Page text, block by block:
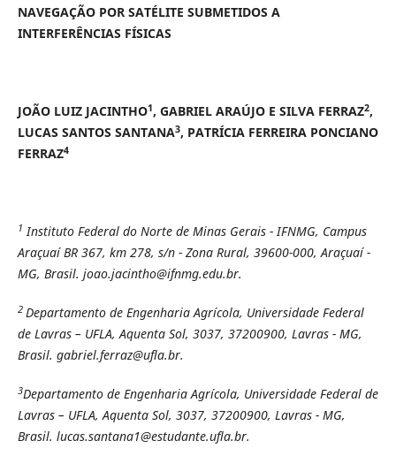
NAVEGAÇÃO POR SATÉLITE SUBMETIDOS A
INTERFERÊNCIAS FÍSICAS
JOÃO LUIZ JACINTHO1, GABRIEL ARAÚJO E SILVA FERRAZ2,
LUCAS SANTOS SANTANA3, PATRÍCIA FERREIRA PONCIANO
FERRAZ4
1 Instituto Federal do Norte de Minas Gerais - IFNMG, Campus
Araçuaí BR 367, km 278, s/n - Zona Rural, 39600-000, Araçuaí -
MG, Brasil. joao.jacintho@ifnmg.edu.br.
2 Departamento de Engenharia Agrícola, Universidade Federal
de Lavras – UFLA, Aquenta Sol, 3037, 37200900, Lavras - MG,
Brasil. gabriel.ferraz@ufla.br.
3Departamento de Engenharia Agrícola, Universidade Federal de
Lavras – UFLA, Aquenta Sol, 3037, 37200900, Lavras - MG,
Brasil. lucas.santana1@estudante.ufla.br.